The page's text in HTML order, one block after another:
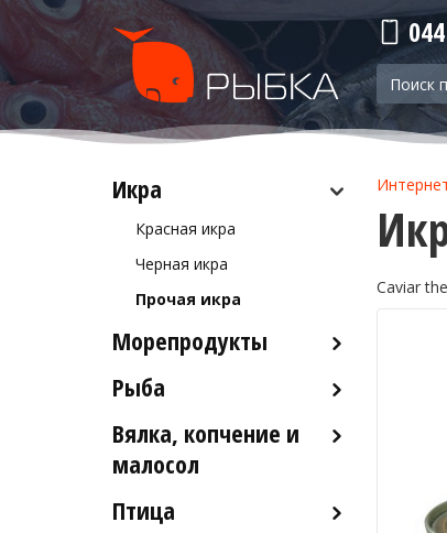
Икра
Красная икра
Черная икра
Прочая икра
Морепродукты
Кальмары
Крабы
Лобстеры / Омары
Рыба
Рыба деликатесных сортов
Рыба столовых сортов
Вялка, копчение и
малосол
Икра вяленая
Птица
Caviar